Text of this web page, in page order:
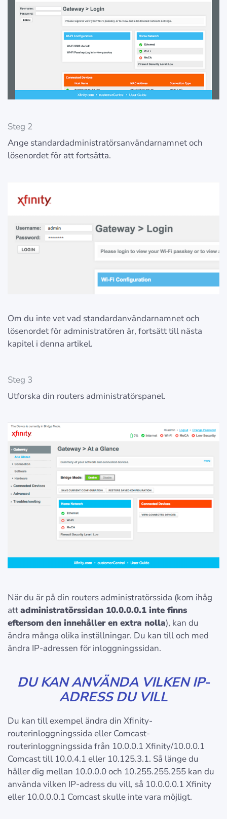
Steg 2
Ange standardadministratörsanvändarnamnet och
lösenordet för att fortsätta.
Om du inte vet vad standardanvändarnamnet och
lösenordet för administratören är, fortsätt till nästa
kapitel i denna artikel.
Steg 3
Utforska din routers administratörspanel.
När du är på din routers administratörssida (kom ihåg
attadministratörssidan 10.0.0.0.1 inte finns
eftersom den innehåller en extra nolla), kan du
ändra många olika inställningar. Du kan till och med
ändra IP-adressen för inloggningssidan.
DU KAN ANVÄNDA VILKEN IP-
ADRESS DU VILL
Du kan till exempel ändra din Xfinity-
routerinloggningssida eller Comcast-
routerinloggningssida från 10.0.0.1 Xfinity/10.0.0.1
Comcast till 10.0.4.1 eller 10.125.3.1. Så länge du
håller dig mellan 10.0.0.0 och 10.255.255.255 kan du
använda vilken IP-adress du vill, så 10.0.0.0.1 Xfinity
eller 10.0.0.0.1 Comcast skulle inte vara möjligt.